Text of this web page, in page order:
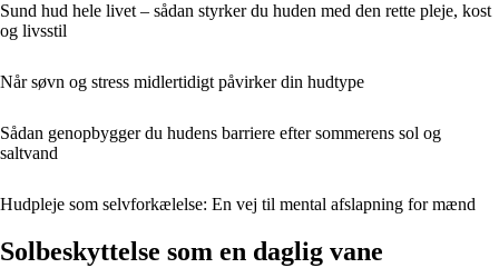
Sund hud hele livet – sådan styrker du huden med den rette pleje, kost
og livsstil
Når søvn og stress midlertidigt påvirker din hudtype
Sådan genopbygger du hudens barriere efter sommerens sol og
saltvand
Hudpleje som selvforkælelse: En vej til mental afslapning for mænd
Solbeskyttelse som en daglig vane